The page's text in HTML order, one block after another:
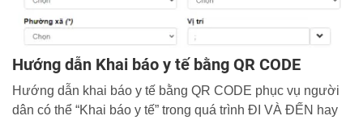
Hướng dẫn Khai báo y tế bằng QR CODE
Hướng dẫn khai báo y tế bằng QR CODE phục vụ người
dân có thể “Khai báo y tế” trong quá trình ĐI VÀ ĐẾN hay